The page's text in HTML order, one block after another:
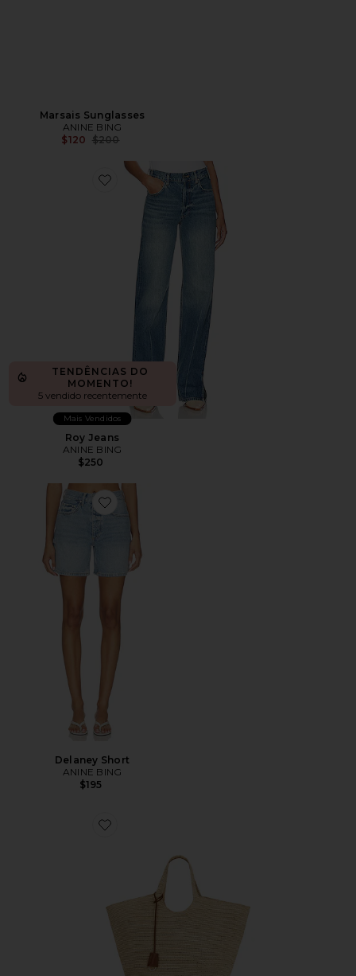
Marsais Sunglasses
ANINE BING
$120 Previous price:
$200
Favorite Roy Jeans
TENDÊNCIAS DO
MOMENTO!
5 vendido recentemente
Mais Vendidos
Roy Jeans
ANINE BING
$250
Favorite Delaney Short
Delaney Short
ANINE BING
$195
Favorite Lili Tote Raphia Bag